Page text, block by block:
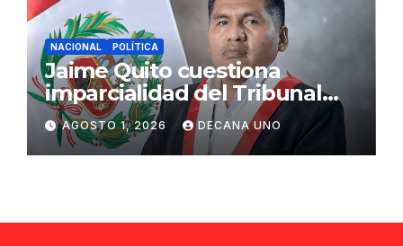
NACIONAL POLÍTICA
Jaime Quito cuestiona
imparcialidad del Tribunal
Constitucional tras liberación
de Ollanta Humala
AGOSTO 1, 2026 DECANA UNO